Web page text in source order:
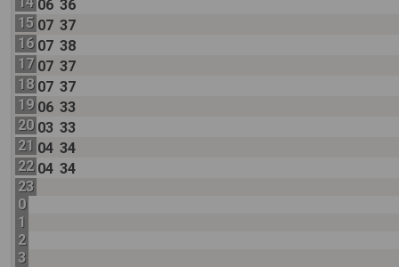
06 36
15 07 37
16 07 38
17 07 37
18 07 37
19 06 33
20 03 33
21 04 34
22 04 34
23
0
1
2
3